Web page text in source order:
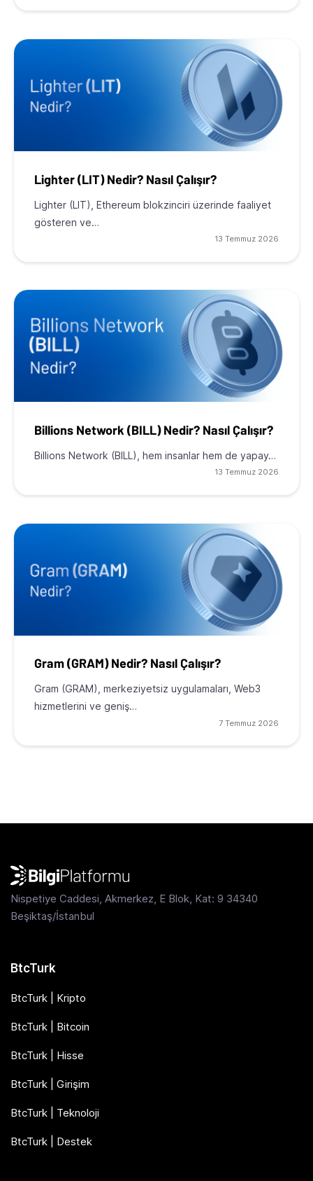
Lighter (LIT) Nedir? Nasıl Çalışır?
Lighter (LIT), Ethereum blokzinciri üzerinde faaliyet
gösteren ve…
13 Temmuz 2026
Billions Network (BILL) Nedir? Nasıl Çalışır?
Billions Network (BILL), hem insanlar hem de yapay…
13 Temmuz 2026
Gram (GRAM) Nedir? Nasıl Çalışır?
Gram (GRAM), merkeziyetsiz uygulamaları, Web3
hizmetlerini ve geniş…
7 Temmuz 2026
Nispetiye Caddesi, Akmerkez, E Blok, Kat: 9 34340
Beşiktaş/İstanbul
BtcTurk
BtcTurk | Kripto
BtcTurk | Bitcoin
BtcTurk | Hisse
BtcTurk | Girişim
BtcTurk | Teknoloji
BtcTurk | Destek